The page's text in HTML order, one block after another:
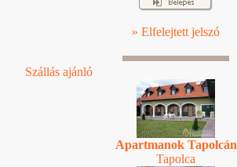
» Elfelejtett jelszó
Szállás ajánló
Apartmanok Tapolcán
Tapolca